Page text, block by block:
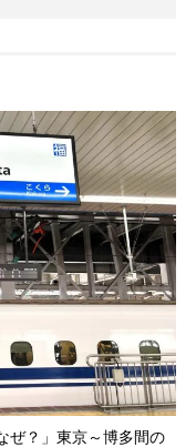
ぜ？」東京～博多間の